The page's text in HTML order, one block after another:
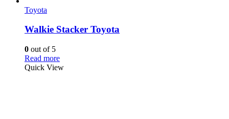
Toyota
Walkie Stacker Toyota
0 out of 5
Read more
Quick View